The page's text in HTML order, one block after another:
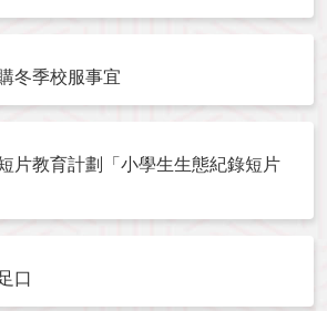
冬季校服事宜
片教育計劃「小學生生態紀錄短片
口